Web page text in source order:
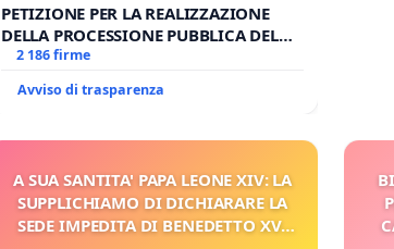
PETIZIONE PER LA REALIZZAZIONE
DELLA PROCESSIONE PUBBLICA DEL
CORPUS DOMINI A MILANO
2 186 firme
Avviso di trasparenza
A SUA SANTITA' PAPA LEONE XIV: LA
SUPPLICHIAMO DI DICHIARARE LA
SEDE IMPEDITA DI BENEDETTO XVI